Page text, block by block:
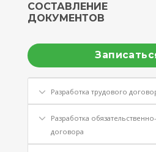
СОСТАВЛЕНИЕ
ДОКУМЕНТОВ
Разработка трудового
Разработка
договора